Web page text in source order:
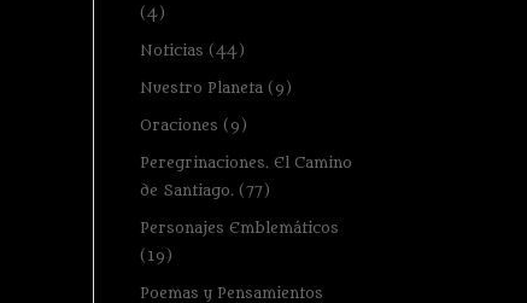
(4)
Noticias (44)
Nuestro Planeta (9)
Oraciones (9)
Peregrinaciones. El Camino
de Santiago. (77)
Personajes Emblemáticos
(19)
Poemas y Pensamientos